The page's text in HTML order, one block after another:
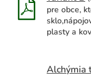
pre obce,
plasty a
Alchýmia